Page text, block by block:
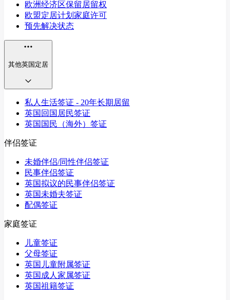
欧洲经济区保留居留权
欧盟定居计划家庭许可
预先解决状态
其他英国定居
私人生活签证 - 20年长期居留
英国回国居民签证
英国国民（海外）签证
伴侣签证
未婚伴侣/同性伴侣签证
民事伴侣签证
英国拟议的民事伴侣签证
英国未婚夫签证
配偶签证
家庭签证
儿童签证
父母签证
英国儿童附属签证
英国成人家属签证
英国祖籍签证